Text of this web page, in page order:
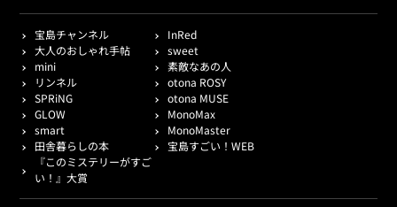
宝島チャンネル
InRed
大人のおしゃれ手帖
sweet
mini
素敵なあの人
リンネル
otona ROSY
SPRiNG
otona MUSE
GLOW
MonoMax
smart
MonoMaster
田舎暮らしの本
宝島すごい！WEB
『このミステリーがすご
い！』大賞